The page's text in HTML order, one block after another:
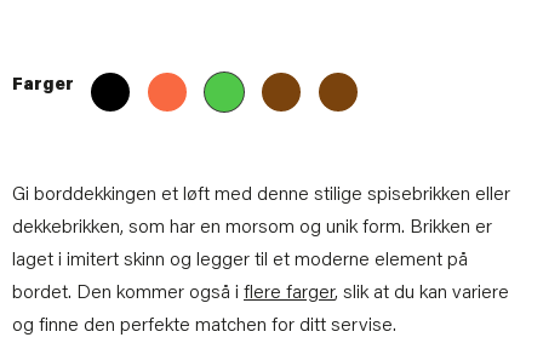
Farger
Gi borddekkingen et løft med denne stilige spisebrikken eller
dekkebrikken, som har en morsom og unik form. Brikken er
laget i imitert skinn og legger til et moderne element på
bordet. Den kommer også i flere farger, slik at du kan variere
og finne den perfekte matchen for ditt servise.